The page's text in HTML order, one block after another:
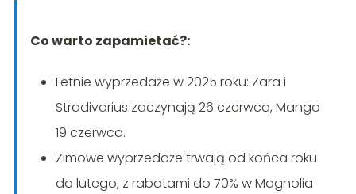
Co warto zapamietać?:
Letnie wyprzedaże w 2025 roku: Zara i
Stradivarius zaczynają 26 czerwca, Mango
19 czerwca.
Zimowe wyprzedaże trwają od końca roku
do lutego, z rabatami do 70% w Magnolia